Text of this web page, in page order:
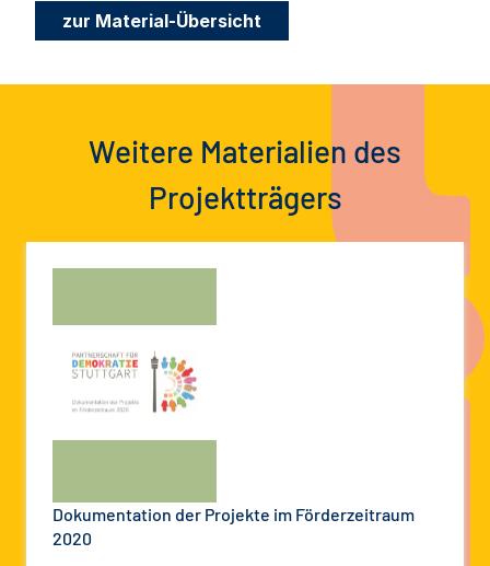
zur Material-Übersicht
Weitere Materialien des
Projektträgers
Dokumentation der Projekte im Förderzeitraum
2020